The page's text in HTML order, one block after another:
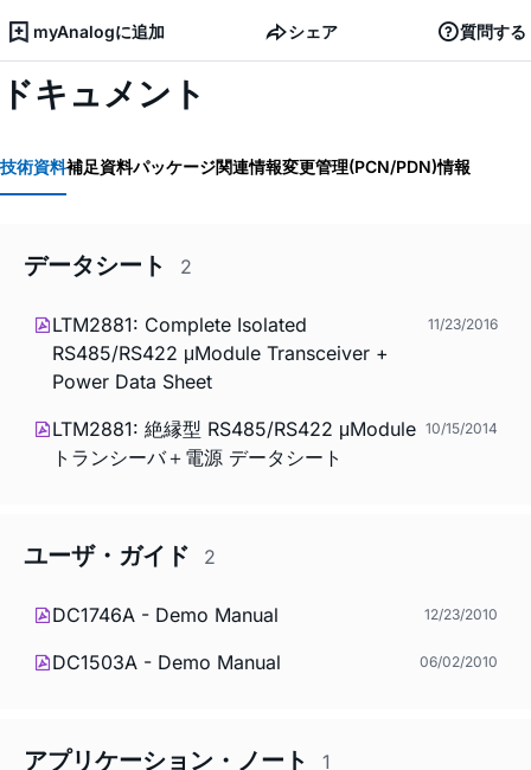
myAnalogに追加 シェア 質問する
ドキュメント
技術資料補足資料パッケージ関連情報変更管理(PCN/PDN)情報
データシート 2
LTM2881: Complete Isolated
RS485/RS422 μModule Transceiver +
Power Data Sheet
11/23/2016
LTM2881: 絶縁型 RS485/RS422 μModule
トランシーバ＋電源 データシート
10/15/2014
ユーザ・ガイド 2
DC1746A - Demo Manual 12/23/2010
DC1503A - Demo Manual 06/02/2010
アプリケーション・ノート 1